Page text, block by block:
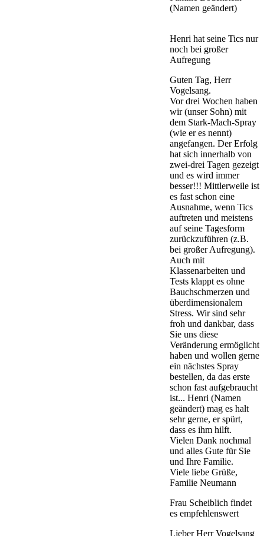
(Namen geändert)
Henri hat seine Tics nur
noch bei großer
Aufregung
Guten Tag, Herr
Vogelsang.
Vor drei Wochen haben
wir (unser Sohn) mit
dem Stark-Mach-Spray
(wie er es nennt)
angefangen. Der Erfolg
hat sich innerhalb von
zwei-drei Tagen gezeigt
und es wird immer
besser!!! Mittlerweile ist
es fast schon eine
Ausnahme, wenn Tics
auftreten und meistens
auf seine Tagesform
zurückzuführen (z.B.
bei großer Aufregung).
Auch mit
Klassenarbeiten und
Tests klappt es ohne
Bauchschmerzen und
überdimensionalem
Stress. Wir sind sehr
froh und dankbar, dass
Sie uns diese
Veränderung ermöglicht
haben und wollen gerne
ein nächstes Spray
bestellen, da das erste
schon fast aufgebraucht
ist... Henri (Namen
geändert) mag es halt
sehr gerne, er spürt,
dass es ihm hilft.
Vielen Dank nochmal
und alles Gute für Sie
und Ihre Familie.
Viele liebe Grüße,
Familie Neumann
Frau Scheiblich findet
es empfehlenswert
Lieber Herr Vogelsang